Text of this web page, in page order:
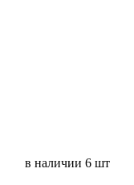
в наличии 6 шт